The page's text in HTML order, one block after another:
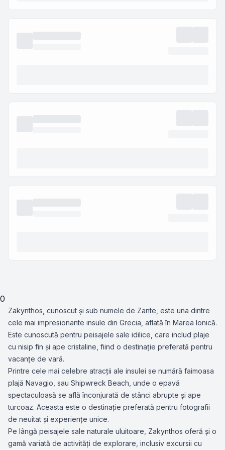
0
Zakynthos, cunoscut și sub numele de Zante, este una dintre
cele mai impresionante insule din Grecia, aflată în Marea Ionică.
Este cunoscută pentru peisajele sale idilice, care includ plaje
cu nisip fin și ape cristaline, fiind o destinație preferată pentru
vacanțe de vară.
Printre cele mai celebre atracții ale insulei se numără faimoasa
plajă Navagio, sau Shipwreck Beach, unde o epavă
spectaculoasă se află înconjurată de stânci abrupte și ape
turcoaz. Aceasta este o destinație preferată pentru fotografii
de neuitat și experiențe unice.
Pe lângă peisajele sale naturale uluitoare, Zakynthos oferă și o
gamă variată de activități de explorare, inclusiv excursii cu